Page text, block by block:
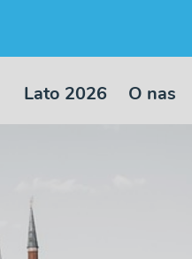
Lato 2026 O nas